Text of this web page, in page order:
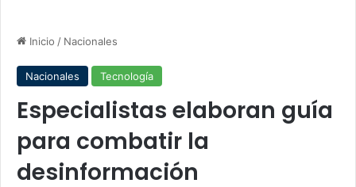
Inicio / Nacionales
Nacionales Tecnología
Especialistas elaboran guía
para combatir la
desinformación